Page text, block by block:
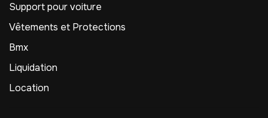
Support pour voiture
Vêtements et Protections
Bmx
Liquidation
Location